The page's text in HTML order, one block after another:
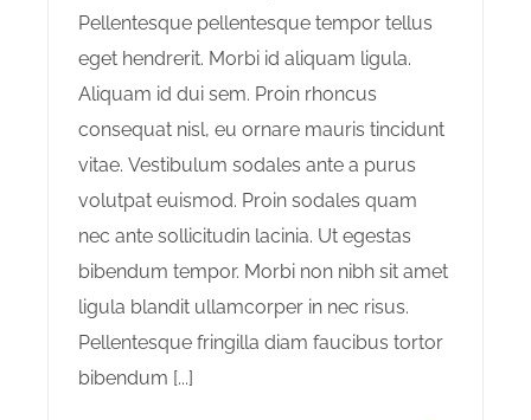
Pellentesque pellentesque tempor tellus
eget hendrerit. Morbi id aliquam ligula.
Aliquam id dui sem. Proin rhoncus
consequat nisl, eu ornare mauris tincidunt
vitae. Vestibulum sodales ante a purus
volutpat euismod. Proin sodales quam
nec ante sollicitudin lacinia. Ut egestas
bibendum tempor. Morbi non nibh sit amet
ligula blandit ullamcorper in nec risus.
Pellentesque fringilla diam faucibus tortor
bibendum [...]